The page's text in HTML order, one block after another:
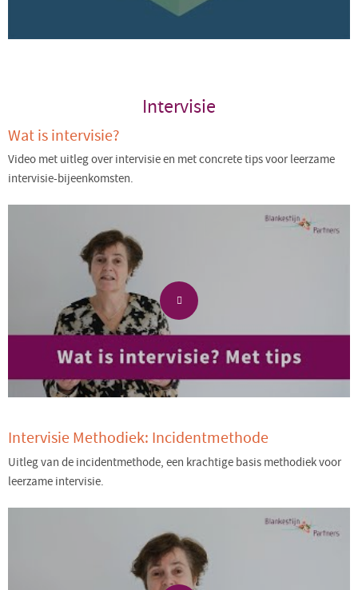
Intervisie
Wat is intervisie?
Video met uitleg over intervisie en met concrete tips voor leerzame
intervisie-bijeenkomsten.
Intervisie Methodiek: Incidentmethode
Uitleg van de incidentmethode, een krachtige basis methodiek voor
leerzame intervisie.